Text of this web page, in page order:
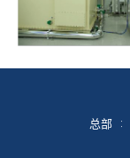
总部 :